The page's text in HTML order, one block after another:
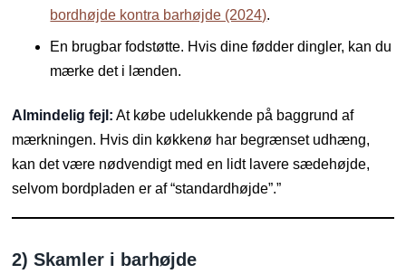
bordhøjde kontra barhøjde (2024).
En brugbar fodstøtte. Hvis dine fødder dingler, kan du
mærke det i lænden.
Almindelig fejl: At købe udelukkende på baggrund af
mærkningen. Hvis din køkkenø har begrænset udhæng,
kan det være nødvendigt med en lidt lavere sædehøjde,
selvom bordpladen er af “standardhøjde”.”
2) Skamler i barhøjde